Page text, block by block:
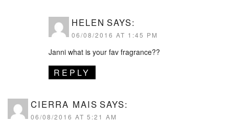
HELEN SAYS:
06/08/2016 AT 1:45 PM
Janni what is your fav fragrance??
REPLY
CIERRA MAIS SAYS:
06/08/2016 AT 5:21 AM